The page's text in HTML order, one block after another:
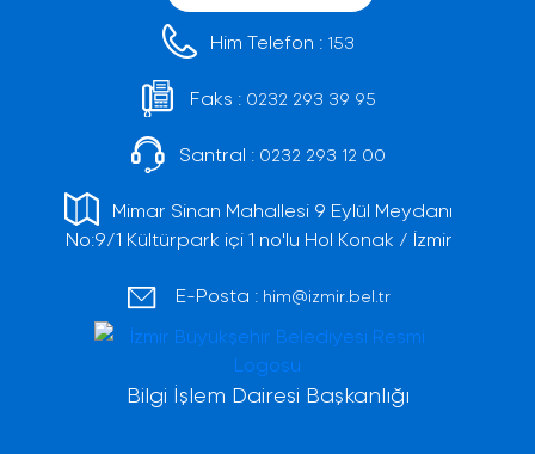
Him Telefon : 153
Faks : 0232 293 39 95
Santral : 0232 293 12 00
Mimar Sinan Mahallesi 9 Eylül Meydanı
No:9/1 Kültürpark içi 1 no'lu Hol Konak / İzmir
E-Posta : him@izmir.bel.tr
Bilgi İşlem Dairesi Başkanlığı